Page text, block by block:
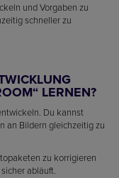
und Vorgaben zu
schneller zu
LERNEN?
Du kannst
an Bildern gleichzeitig zu
zu korrigieren
abläuft.